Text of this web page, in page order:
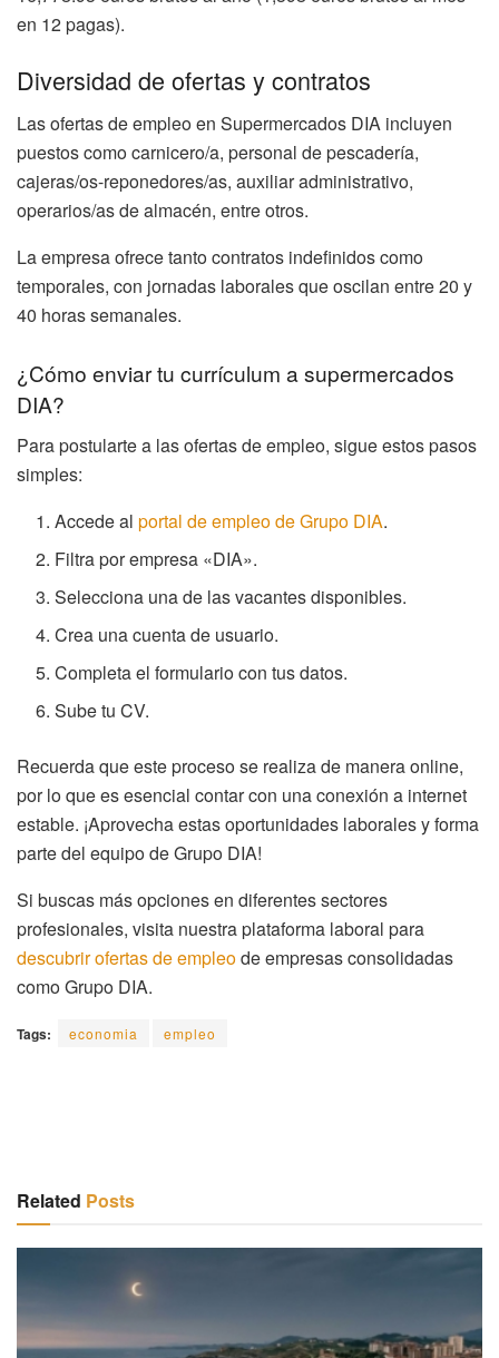
en 12 pagas).
Diversidad de ofertas y contratos
Las ofertas de empleo en Supermercados DIA incluyen
puestos como carnicero/a, personal de pescadería,
cajeras/os-reponedores/as, auxiliar administrativo,
operarios/as de almacén, entre otros.
La empresa ofrece tanto contratos indefinidos como
temporales, con jornadas laborales que oscilan entre 20 y
40 horas semanales.
¿Cómo enviar tu currículum a supermercados
DIA?
Para postularte a las ofertas de empleo, sigue estos pasos
simples:
Accede alportal de empleo de Grupo DIA.
Filtra por empresa «DIA».
Selecciona una de las vacantes disponibles.
Crea una cuenta de usuario.
Completa el formulario con tus datos.
Sube tu CV.
Recuerda que este proceso se realiza de manera online,
por lo que es esencial contar con una conexión a internet
estable. ¡Aprovecha estas oportunidades laborales y forma
parte del equipo de Grupo DIA!
Si buscas más opciones en diferentes sectores
profesionales, visita nuestra plataforma laboral para
descubrir ofertas de empleode empresas consolidadas
como Grupo DIA.
Tags: economia empleo
Related Posts